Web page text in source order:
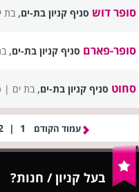
סופר דוש סניף קניון בת-ים,בת
סופר-פארם סניף קניון בת-ים,
סחוט סניף קניון בת-ים,בת ים |
עמוד הקודם |
בעל קניון / חנות?